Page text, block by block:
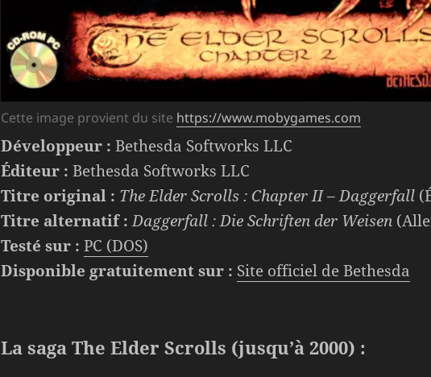
Cette image provient du site https://www.mobygames.com
Développeur : Bethesda Softworks LLC
Éditeur : Bethesda Softworks LLC
Titre original : The Elder Scrolls : Chapter II – Daggerfall
Titre alternatif : Daggerfall : Die Schriften der Weisen
Testé sur : PC (DOS)
Disponible gratuitement sur : Site officiel de Bethesda
La saga The Elder Scrolls (jusqu’à 2000) :